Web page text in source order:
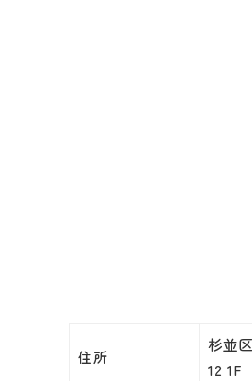
住所
杉並
12 1F